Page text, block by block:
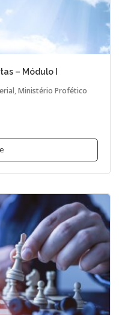
– Módulo I
, Ministério Profético